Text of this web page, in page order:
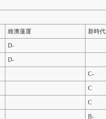
維澳蓮運 新時代
D-
D-
C-
C
C
B-